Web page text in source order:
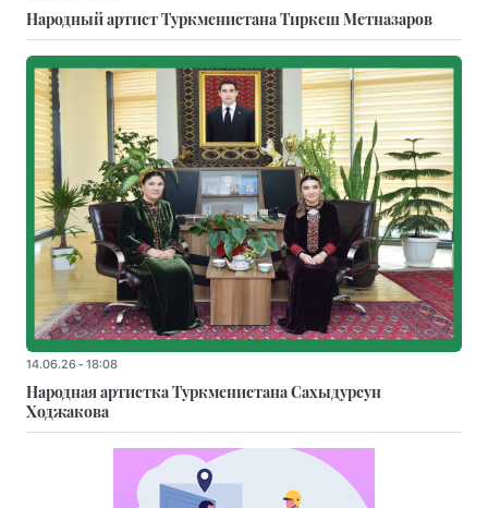
Народный артист Туркменистана Тиркеш Мeтназаров
14.06.26 - 18:08
Народная артистка Туркменистана Сахыдурсун
Ходжакова